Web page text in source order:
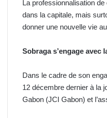
La professionnalisation
dans la capitale, mais
donner une nouvelle vie
Sobraga s’engage avec
Dans le cadre de son
12 décembre dernier à la
Gabon (JCI Gabon) et